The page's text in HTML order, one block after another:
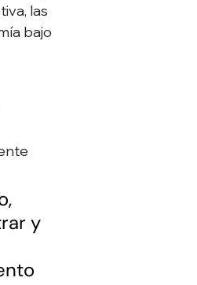
las
bajo
y